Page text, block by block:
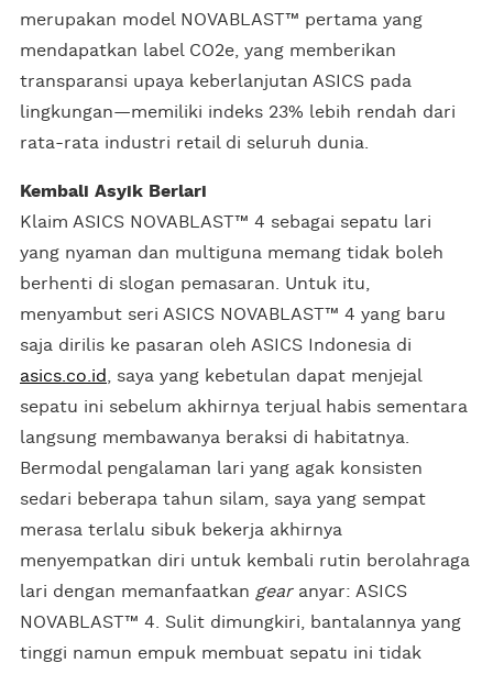
merupakan model NOVABLAST™ pertama yang
mendapatkan label CO2e, yang memberikan
transparansi upaya keberlanjutan ASICS pada
lingkungan—memiliki indeks 23% lebih rendah dari
rata-rata industri retail di seluruh dunia.
Kembali Asyik Berlari
Klaim ASICS NOVABLAST™ 4 sebagai sepatu lari
yang nyaman dan multiguna memang tidak boleh
berhenti di slogan pemasaran. Untuk itu,
menyambut seri ASICS NOVABLAST™ 4 yang baru
saja dirilis ke pasaran oleh ASICS Indonesia di
asics.co.id, saya yang kebetulan dapat menjejal
sepatu ini sebelum akhirnya terjual habis sementara
langsung membawanya beraksi di habitatnya.
Bermodal pengalaman lari yang agak konsisten
sedari beberapa tahun silam, saya yang sempat
merasa terlalu sibuk bekerja akhirnya
menyempatkan diri untuk kembali rutin berolahraga
lari dengan memanfaatkan gearanyar: ASICS
NOVABLAST™ 4. Sulit dimungkiri, bantalannya yang
tinggi namun empuk membuat sepatu ini tidak